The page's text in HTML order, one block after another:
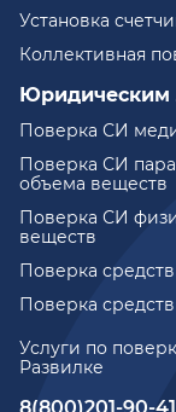
Услуги по
Развилке
Установка
Коллективная
Юридическим
Поверка СИ
Поверка СИ
объема веществ
Поверка СИ
веществ
Поверка
Поверка